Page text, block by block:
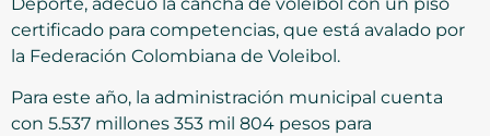
certificado para competencias, que está avalado por
la Federación Colombiana de Voleibol.
Para este año, la administración municipal cuenta
con 5.537 millones 353 mil 804 pesos para